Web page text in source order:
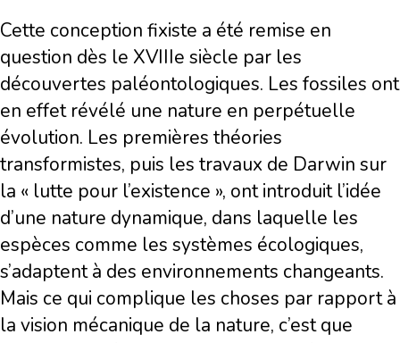
Cette conception fixiste a été remise en
question dès le XVIIIe siècle par les
découvertes paléontologiques. Les fossiles ont
en effet révélé une nature en perpétuelle
évolution. Les premières théories
transformistes, puis les travaux de Darwin sur
la « lutte pour l’existence », ont introduit l’idée
d’une nature dynamique, dans laquelle les
espèces comme les systèmes écologiques,
s’adaptent à des environnements changeants.
Mais ce qui complique les choses par rapport à
la vision mécanique de la nature, c’est que